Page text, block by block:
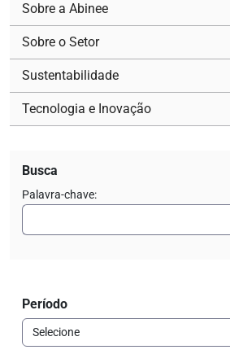
Sobre a Abinee
Sobre o Setor
Sustentabilidade
Tecnologia e Inovação
Busca
Palavra-chave:
Período